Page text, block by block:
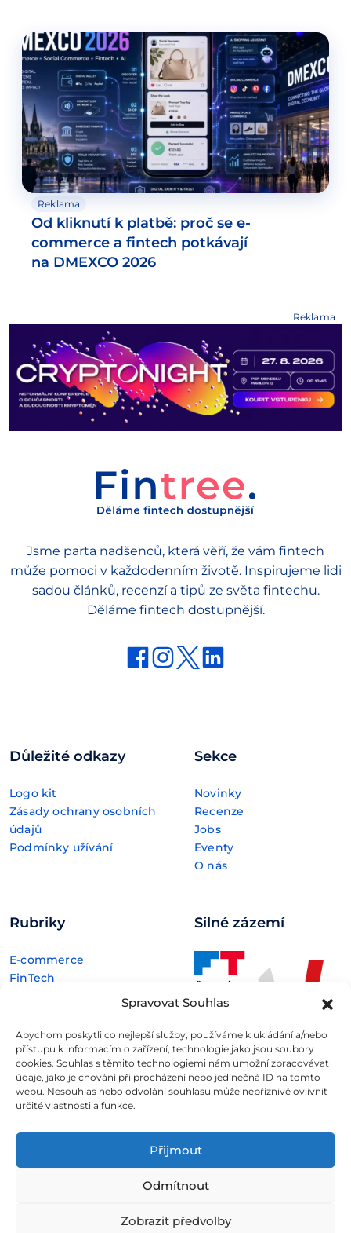
Spravovat Souhlas
Abychom poskytli co nejlepší služby, používáme k ukládání a/nebo
přístupu k informacím o zařízení, technologie jako jsou soubory
cookies. Souhlas s těmito technologiemi nám umožní zpracovávat
údaje, jako je chování při procházení nebo jedinečná ID na tomto
webu. Nesouhlas nebo odvolání souhlasu může nepříznivě ovlivnit
určité vlastnosti a funkce.
Přijmout
Odmítnout
Zobrazit předvolby
Reklama
Od kliknutí k platbě: proč se e-
commerce a fintech potkávají
na DMEXCO 2026
Reklama
Jsme parta nadšenců, která věří, že vám fintech
může pomoci v každodenním životě. Inspirujeme lidi
sadou článků, recenzí a tipů ze světa fintechu.
Děláme fintech dostupnější.
Důležité odkazy
Logo kit
Zásady ochrany osobních
údajů
Podmínky užívání
Sekce
Novinky
Recenze
Jobs
Eventy
O nás
Rubriky
E-commerce
FinTech
Technologie
Silné zázemí
602 00 Brno
jsou určeny výhradně ke studijním
a informativním účelům a neslouží v žádném případě coby